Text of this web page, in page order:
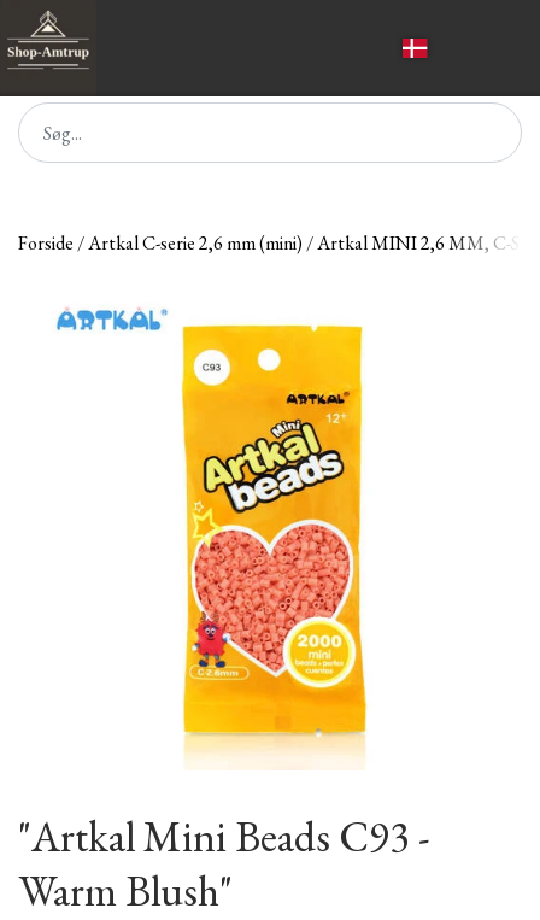
Forside Artkal C-serie 2,6 mm (mini) Artkal MINI 2,6 MM, C-
"Artkal Mini Beads C93 -
Warm Blush"